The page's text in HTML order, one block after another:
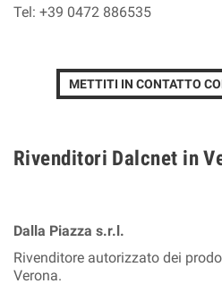
Tel: +39 0472 886535
METTITI IN CONTATTO
Rivenditori Dalcnet in
Dalla Piazza s.r.l.
Rivenditore autorizzato dei
Verona.